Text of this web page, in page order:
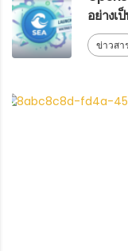
อย่างเ
ข่าวสา